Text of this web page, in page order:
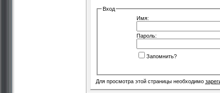
Вход
Имя:
Пароль:
Запомнить?
Для просмотра этой страницы необходимо